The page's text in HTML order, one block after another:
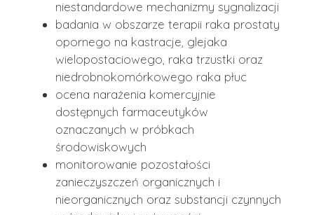
niestandardowe mechanizmy sygnalizacji
badania w obszarze terapii raka prostaty
opornego na kastracje, glejaka
wielopostaciowego, raka trzustki oraz
niedrobnokomórkowego raka płuc
ocena narażenia komercyjnie
dostępnych farmaceutyków
oznaczanych w próbkach
środowiskowych
monitorowanie pozostałości
zanieczyszczeń organicznych i
nieorganicznych oraz substancji czynnych